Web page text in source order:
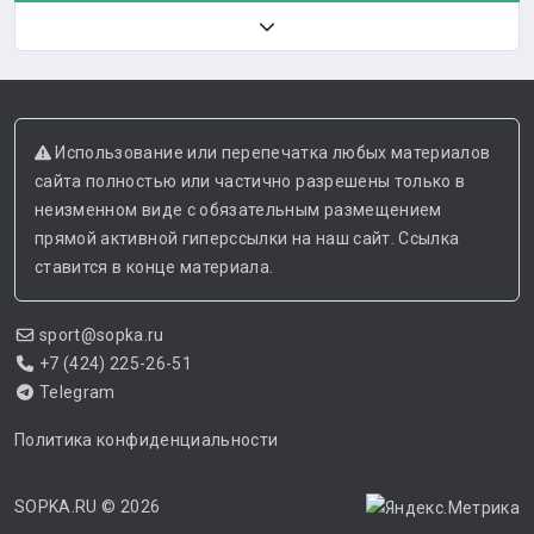
Использование или перепечатка любых материалов
сайта полностью или частично разрешены только в
неизменном виде с обязательным размещением
прямой активной гиперссылки на наш сайт. Ссылка
ставится в конце материала.
sport@sopka.ru
+7 (424) 225-26-51
Telegram
Политика конфиденциальности
SOPKA.RU © 2026